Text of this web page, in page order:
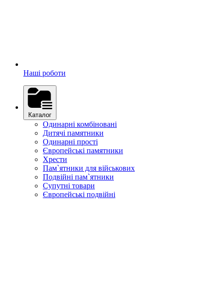
Наші роботи
Каталог
Одинарні комбіновані
Дитячі памятники
Одинарні прості
Європейські памятники
Хрести
Пам`ятники для військових
Подвійні пам`ятники
Супутні товари
Європейські подвійні